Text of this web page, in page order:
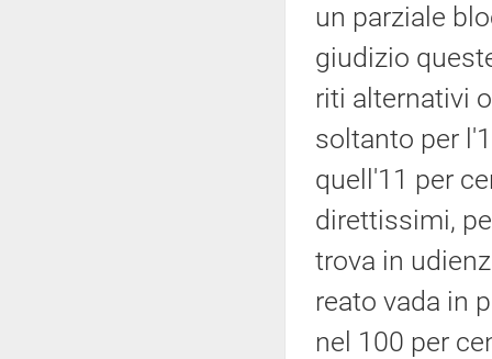
un parziale
giudizio
riti alternativi
soltanto per
quell'11 per
direttissimi,
trova in
reato vada in
nel 100 per